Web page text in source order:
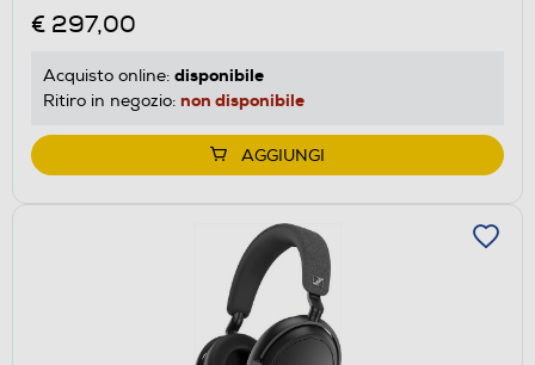
€ 297,00
Acquisto online: disponibile
Ritiro in negozio: non disponibile
AGGIUNGI